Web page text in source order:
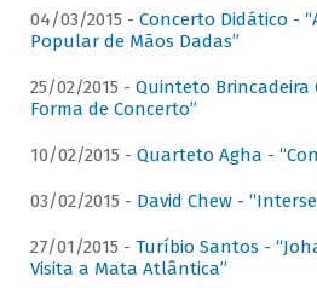
04/03/2015 - Concerto Didático -
Popular de Mãos Dadas”
25/02/2015 - Quinteto Brincadeira
Forma de Concerto”
10/02/2015 - Quarteto Agha -
03/02/2015 - David Chew -
27/01/2015 - Turíbio Santos -
Visita a Mata Atlântica”